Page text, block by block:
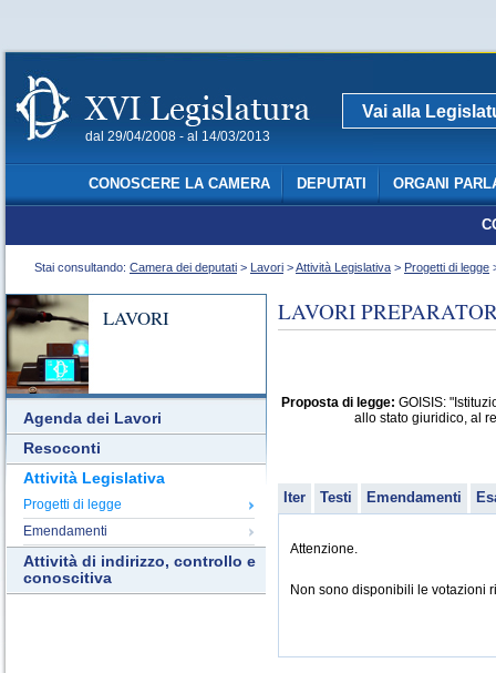
dal 29/04/2008 - al 14/03/2013
Vai alla
CONOSCERE LA CAMERA DEPUTATI ORGANI
Stai consultando: Camera dei deputati > Lavori >Attività Legislativa > Progetti di legge
LAVORI
Agenda dei Lavori
Resoconti
Attività Legislativa
Progetti di legge
Emendamenti
Attività di indirizzo, controllo e
conoscitiva
LAVORI
Proposta di legge: GOISIS:
allo stato giuridico, al
Iter Testi Emendamenti
Attenzione.
Non sono disponibili le votazioni